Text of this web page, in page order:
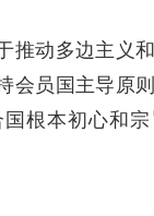
推动多边主义
会员国主导原
根本初心和